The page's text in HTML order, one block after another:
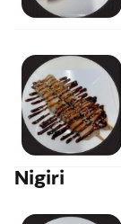
Nigiri